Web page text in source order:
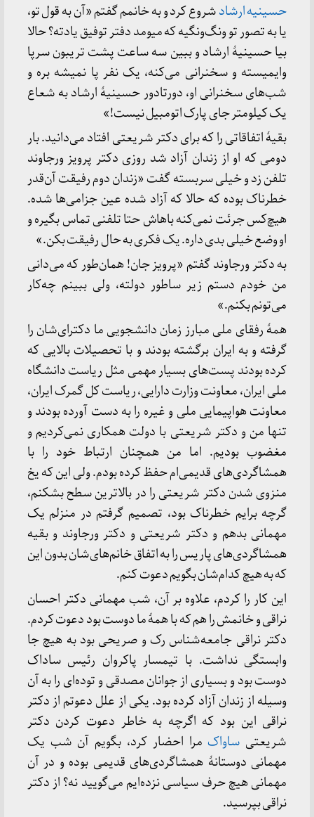
حسینیه ارشادشروع کرد و به خانمم گفتم «آن به قول تو،
یا به تصور تو ونگ‌ونگیه که میومد دفتر توفیق یادته؟ حالا
بیا حسینیهٔ ارشاد و ببین سه ساعت پشت تریبون سرپا
وایمیسته و سخنرانی می‌کنه، یک نفر پا نمیشه بره و
شب‌های سخنرانی او، دورتادور حسینیهٔ ارشاد به شعاع
یک کیلومتر جای پارک اتومبیل نیست!»
بقیهٔ اتفاقاتی را که برای دکتر شریعتی افتاد می‌دانید. بار
دومی که او از زندان آزاد شد روزی دکتر پرویز ورجاوند
تلفن زد و خیلی سربسته گفت «زندان دوم رفیقت آن‌قدر
خطرناک بوده که حالا که آزاد شده عین جزامی‌ها شده.
هیچ‌کس جرئت نمی‌کنه باهاش حتا تلفنی تماس بگیره و
او وضع خیلی بدی داره. یک فکری به حال رفیقت بکن.»
به دکتر ورجاوند گفتم «پرویز جان! همان‌طور که می‌دانی
من خودم دستم زیر ساطور دولته، ولی ببینم چه‌کار
می‌تونم بکنم.»
همهٔ رفقای ملی مبارز زمان دانشجویی ما دکترای‌شان را
گرفته و به ایران برگشته بودند و با تحصیلات بالایی که
کرده بودند پست‌های بسیار مهمی مثل ریاست دانشگاه
ملی ایران، معاونت وزارت دارایی، ریاست کل گمرک ایران،
معاونت هواپیمایی ملی و غیره را به دست آورده بودند و
تنها من و دکتر شریعتی با دولت همکاری نمی‌کردیم و
مغضوب بودیم. اما من همچنان ارتباط خود را با
همشاگردی‌های قدیمی‌ام حفظ کرده بودم. ولی این که یخ
منزوی شدن دکتر شریعتی را در بالاترین سطح بشکنم،
گرچه برایم خطرناک بود، تصمیم گرفتم در منزلم یک
مهمانی بدهم و دکتر شریعتی و دکتر ورجاوند و بقیه
همشاگردی‌های پاریس را به اتفاق خانم‌های‌شان بدون این
که به هیچ کدام‌شان بگویم دعوت کنم.
این کار را کردم، علاوه بر آن، شب مهمانی دکتر احسان
نراقی و خانمش را هم که با همهٔ ما دوست بود دعوت کردم.
دکتر نراقی جامعه‌شناس رک و صریحی بود به هیچ جا
وابستگی نداشت. با تیمسار پاکروان رئیس ساداک
دوست بود و بسیاری از جوانان مصدقی و توده‌ای را به آن
وسیله از زندان آزاد کرده بود. یکی از علل دعوتم از دکتر
نراقی این بود که اگرچه به خاطر دعوت کردن دکتر
شریعتی ساواک مرا احضار کرد، بگویم آن شب یک
مهمانی دوستانهٔ همشاگردی‌های قدیمی بوده و در آن
مهمانی هیچ حرف سیاسی نزده‌ایم می‌گویید نه؟ از دکتر
نراقی بپرسید.